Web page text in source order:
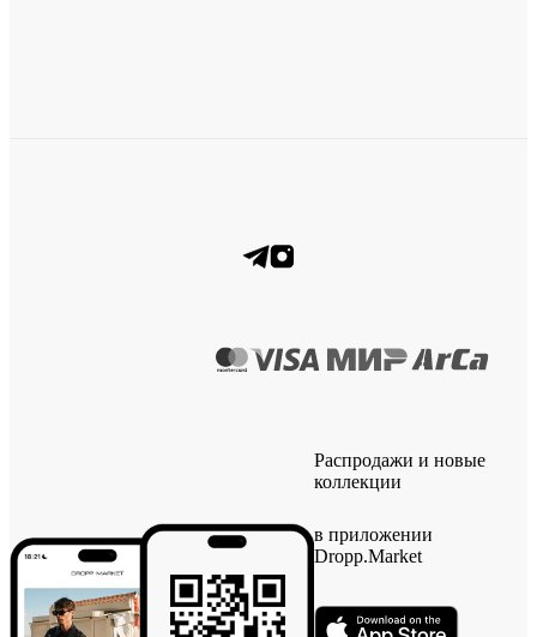
Распродажи и новые
коллекции
в приложении
Dropp.Market